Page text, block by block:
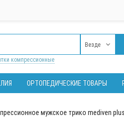
Везде
компрессионные
ОРТОПЕДИЧЕСКИЕ ТОВАРЫ
мужское трико mediven